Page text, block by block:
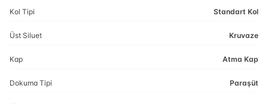
Kol Tipi Standart Kol
Üst Siluet Kruvaze
Kap Atma Kap
Dokuma Tipi Paraşüt